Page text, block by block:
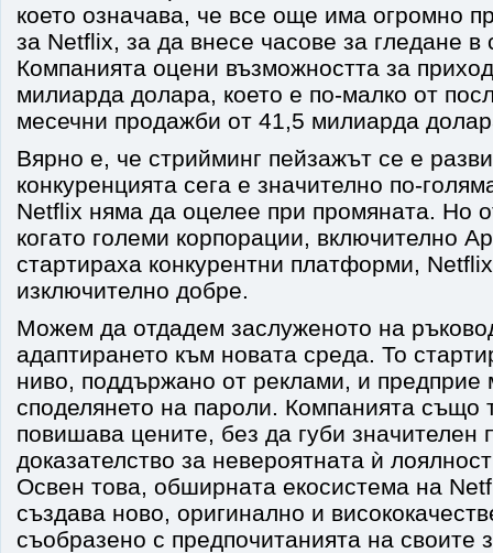
което означава, че все още има огромно
за Netflix, за да внесе часове за гледане в
Компанията оцени възможността за
милиарда долара, което е по-малко от
месечни продажби от 41,5 милиарда
Вярно е, че стрийминг пейзажът се е
конкуренцията сега е значително по-
Netflix няма да оцелее при промяната. Но
когато големи корпорации, включително
стартираха конкурентни платформи,
изключително добре.
Можем да отдадем заслуженото на
адаптирането към новата среда. То
ниво, поддържано от реклами, и предприе
споделянето на пароли. Компанията също
повишава цените, без да губи значителен
доказателство за невероятната ѝ
Освен това, обширната екосистема на
създава ново, оригинално и
съобразено с предпочитанията на своите